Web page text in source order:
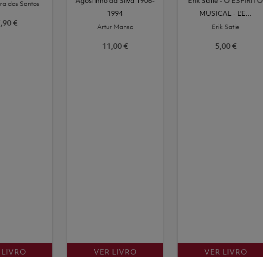
dos Santos
€
1994
Artur Manso
11,00 €
VER LIVRO
MUSICAL - L'E...
Erik Satie
5,00 €
VER LIVRO